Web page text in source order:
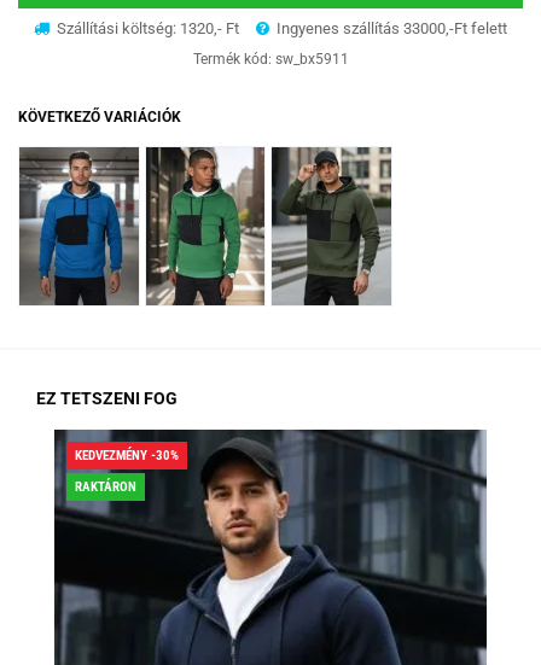
Szállítási költség: 1320,- Ft Ingyenes szállítás 33000,-Ft felett
Termék kód: sw_bx5911
KÖVETKEZŐ VARIÁCIÓK
EZ TETSZENI FOG
KEDVEZMÉNY -30%
RAKTÁRON